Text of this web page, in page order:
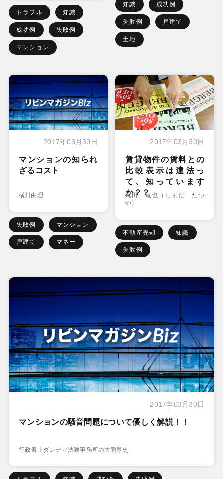
トラブル 知識
成功例 失敗例
マンション
知識 成功例
失敗例 戸建て
土地
2017年03月30日
マンションの知られ
ざるコスト
横川由理
失敗例 マンション
戸建て マネー
2017年03月30日
賃貸物件の賃料との
比較表示は違法っ
て、知っています
か？？
嶌田 竜也（しまだ たつ
や）
不動産売却 知識
失敗例
2017年03月30日
マンションの騒音問題について優しく解説！！
行政書士ダンディ法務事務所の大熊厚史